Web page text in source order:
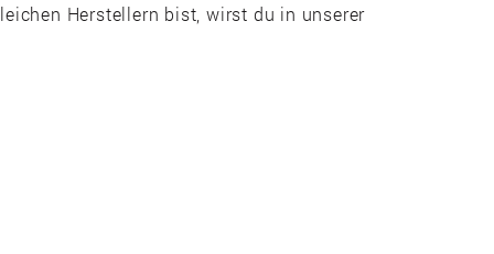
Herstellern bist, wirst du in unserer